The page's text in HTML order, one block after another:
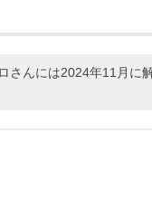
さんには2024年11月